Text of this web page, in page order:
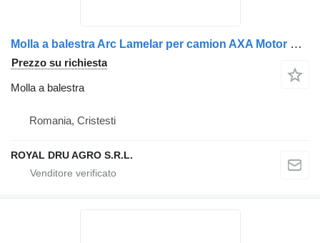
Molla a balestra Arc Lamelar per camion AXA Motor Stânga Scania 1501956/1377680
Prezzo su richiesta
Molla a balestra
Romania, Cristesti
ROYAL DRU AGRO S.R.L.